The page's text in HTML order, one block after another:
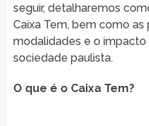
seguir, detalharemos
Caixa Tem, bem como as
modalidades e o
sociedade paulista.
O que é o Caixa Tem?